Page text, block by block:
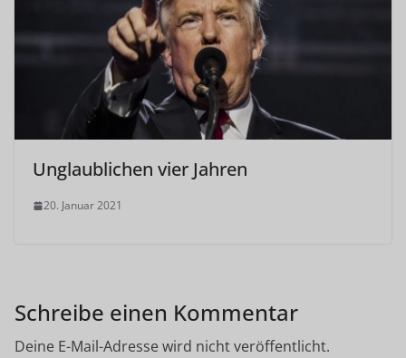
Unglaublichen vier Jahren
20. Januar 2021
Schreibe einen Kommentar
Deine E-Mail-Adresse wird nicht veröffentlicht.